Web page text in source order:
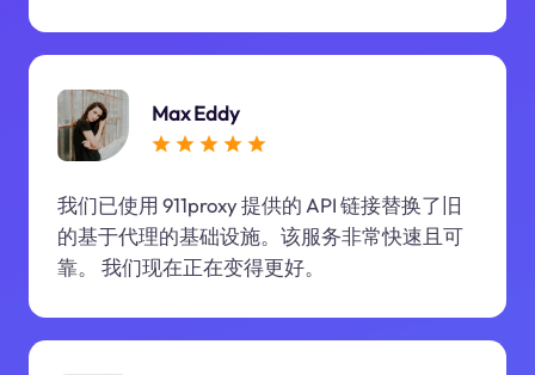
Max Eddy
我们已使用 911proxy 提供的 API 链接替换了旧
的基于代理的基础设施。该服务非常快速且可
靠。 我们现在正在变得更好。